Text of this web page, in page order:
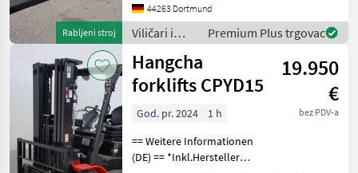
Rabljeni stroj
abgelesene Stunden. Gerne
bieten wir Ihnen den
passenden Transport an.
Weite
44263 Dortmund
Viličari i
skladišna
tehnika /
Hangcha
forklifts
Premium Plus trgovac
Hangcha
forklifts CPYD15
19.950
€
bez PDV-a
God. pr. 2024
1 h
== Weitere Informationen
(DE) == *Inkl.Hersteller